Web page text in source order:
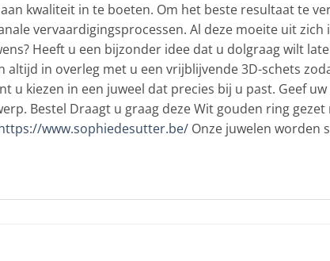
kwaliteit in te boeten. Om het beste resultaat te
vervaardigingsprocessen. Al deze moeite uit
Heeft u een bijzonder idee dat u dolgraag wilt
altijd in overleg met u een vrijblijvende 3D-schets
u kiezen in een juweel dat precies bij u past. Geef
Bestel Draagt u graag deze Wit gouden ring
www.sophiedesutter.be/ Onze juwelen worden